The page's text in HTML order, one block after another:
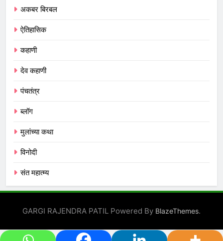
अकबर बिरबल
ऐतिहासिक
कहाणी
देव कहाणी
पंचतंत्र
ब्लॉग
मुलांच्या कथा
विनोदी
संत महात्म्य
GARGI RAJENDRA PATIL Powered By BlazeThemes.